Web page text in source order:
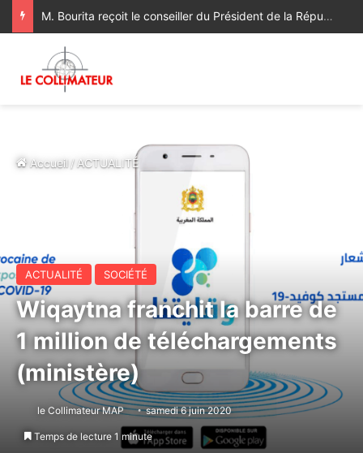
M. Bourita reçoit le conseiller du Président de la République de Roumanie, porteur d’un message adressé à SM le Roi
Accueil/ACTUALITÉ
ACTUALITÉ SOCIÉTÉ
Wiqaytna franchit la barre de
1 million de téléchargements
(ministère)
le Collimateur MAP samedi 6 juin 2020
Temps de lecture 1 minute